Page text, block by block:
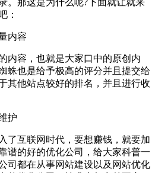
：
内容
内容，也就是大家口中的原创内
蛛也是给予极高的评分并且提交给
其他站点较好的排名，并且进行收
护
了互联网时代，要想赚钱，就要加
谱的好的优化公司，给大家科普一
司都在从事网站建设以及网站优化